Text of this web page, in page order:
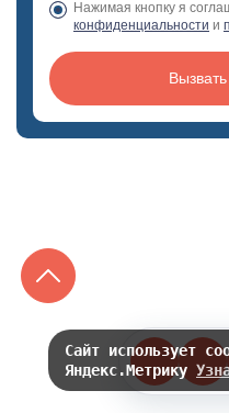
Нажимая кнопку я
конфиденциальности и
Сайт использует
Яндекс.Метрику